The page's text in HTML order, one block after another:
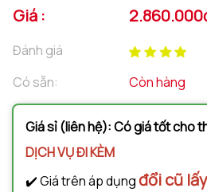
Giá :
Đánh giá
Có sẵn:
Còn hàng
Giá sỉ (liên hệ): Có giá tốt cho
DỊCH VỤ ĐI KÈM
✔️ Giá trên áp dụngđổi cũ